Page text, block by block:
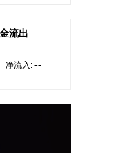
和订单量稳
流出
净流入: --